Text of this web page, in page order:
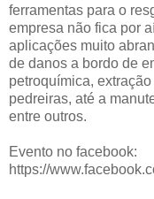
ferramentas para o
empresa não fica por
aplicações muito
de danos a bordo de
petroquímica,
pedreiras, até a
entre outros.
Evento no facebook:
https://